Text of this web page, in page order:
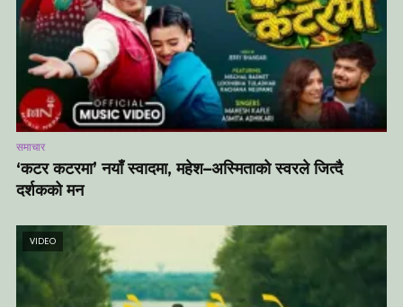
समाचार
‘कटर कटरमा’ नयाँ स्वादमा, महेश–अस्मिताको स्वरले जित्दै
दर्शकको मन
VIDEO